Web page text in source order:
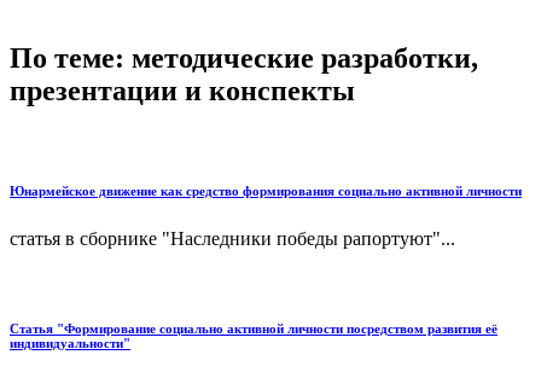
По теме: методические разработки,
презентации и конспекты
Юнармейское движение как средство формирования социально активной личности
статья в сборнике "Наследники победы рапортуют"...
Статья "Формирование социально активной личности посредством развития её
индивидуальности"